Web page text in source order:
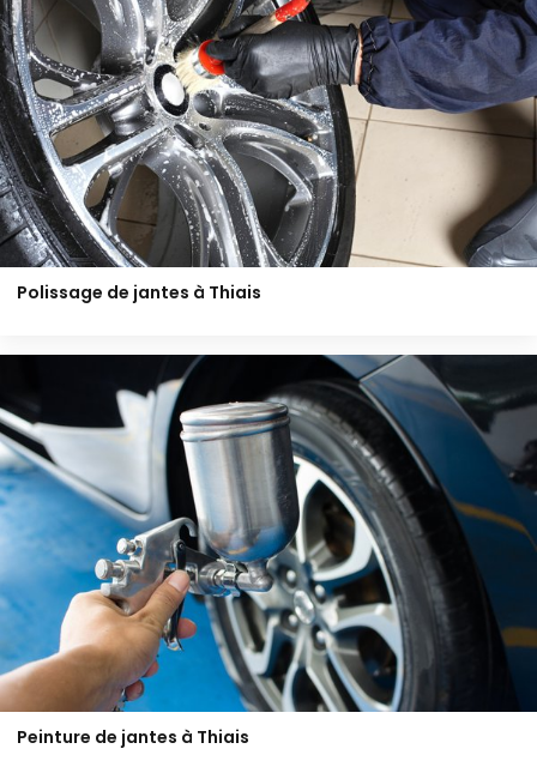
Polissage de jantes à Thiais
Peinture de jantes à Thiais